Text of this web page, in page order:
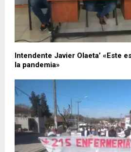
Intendente Javier Olaeta’ «Este
la pandemia»